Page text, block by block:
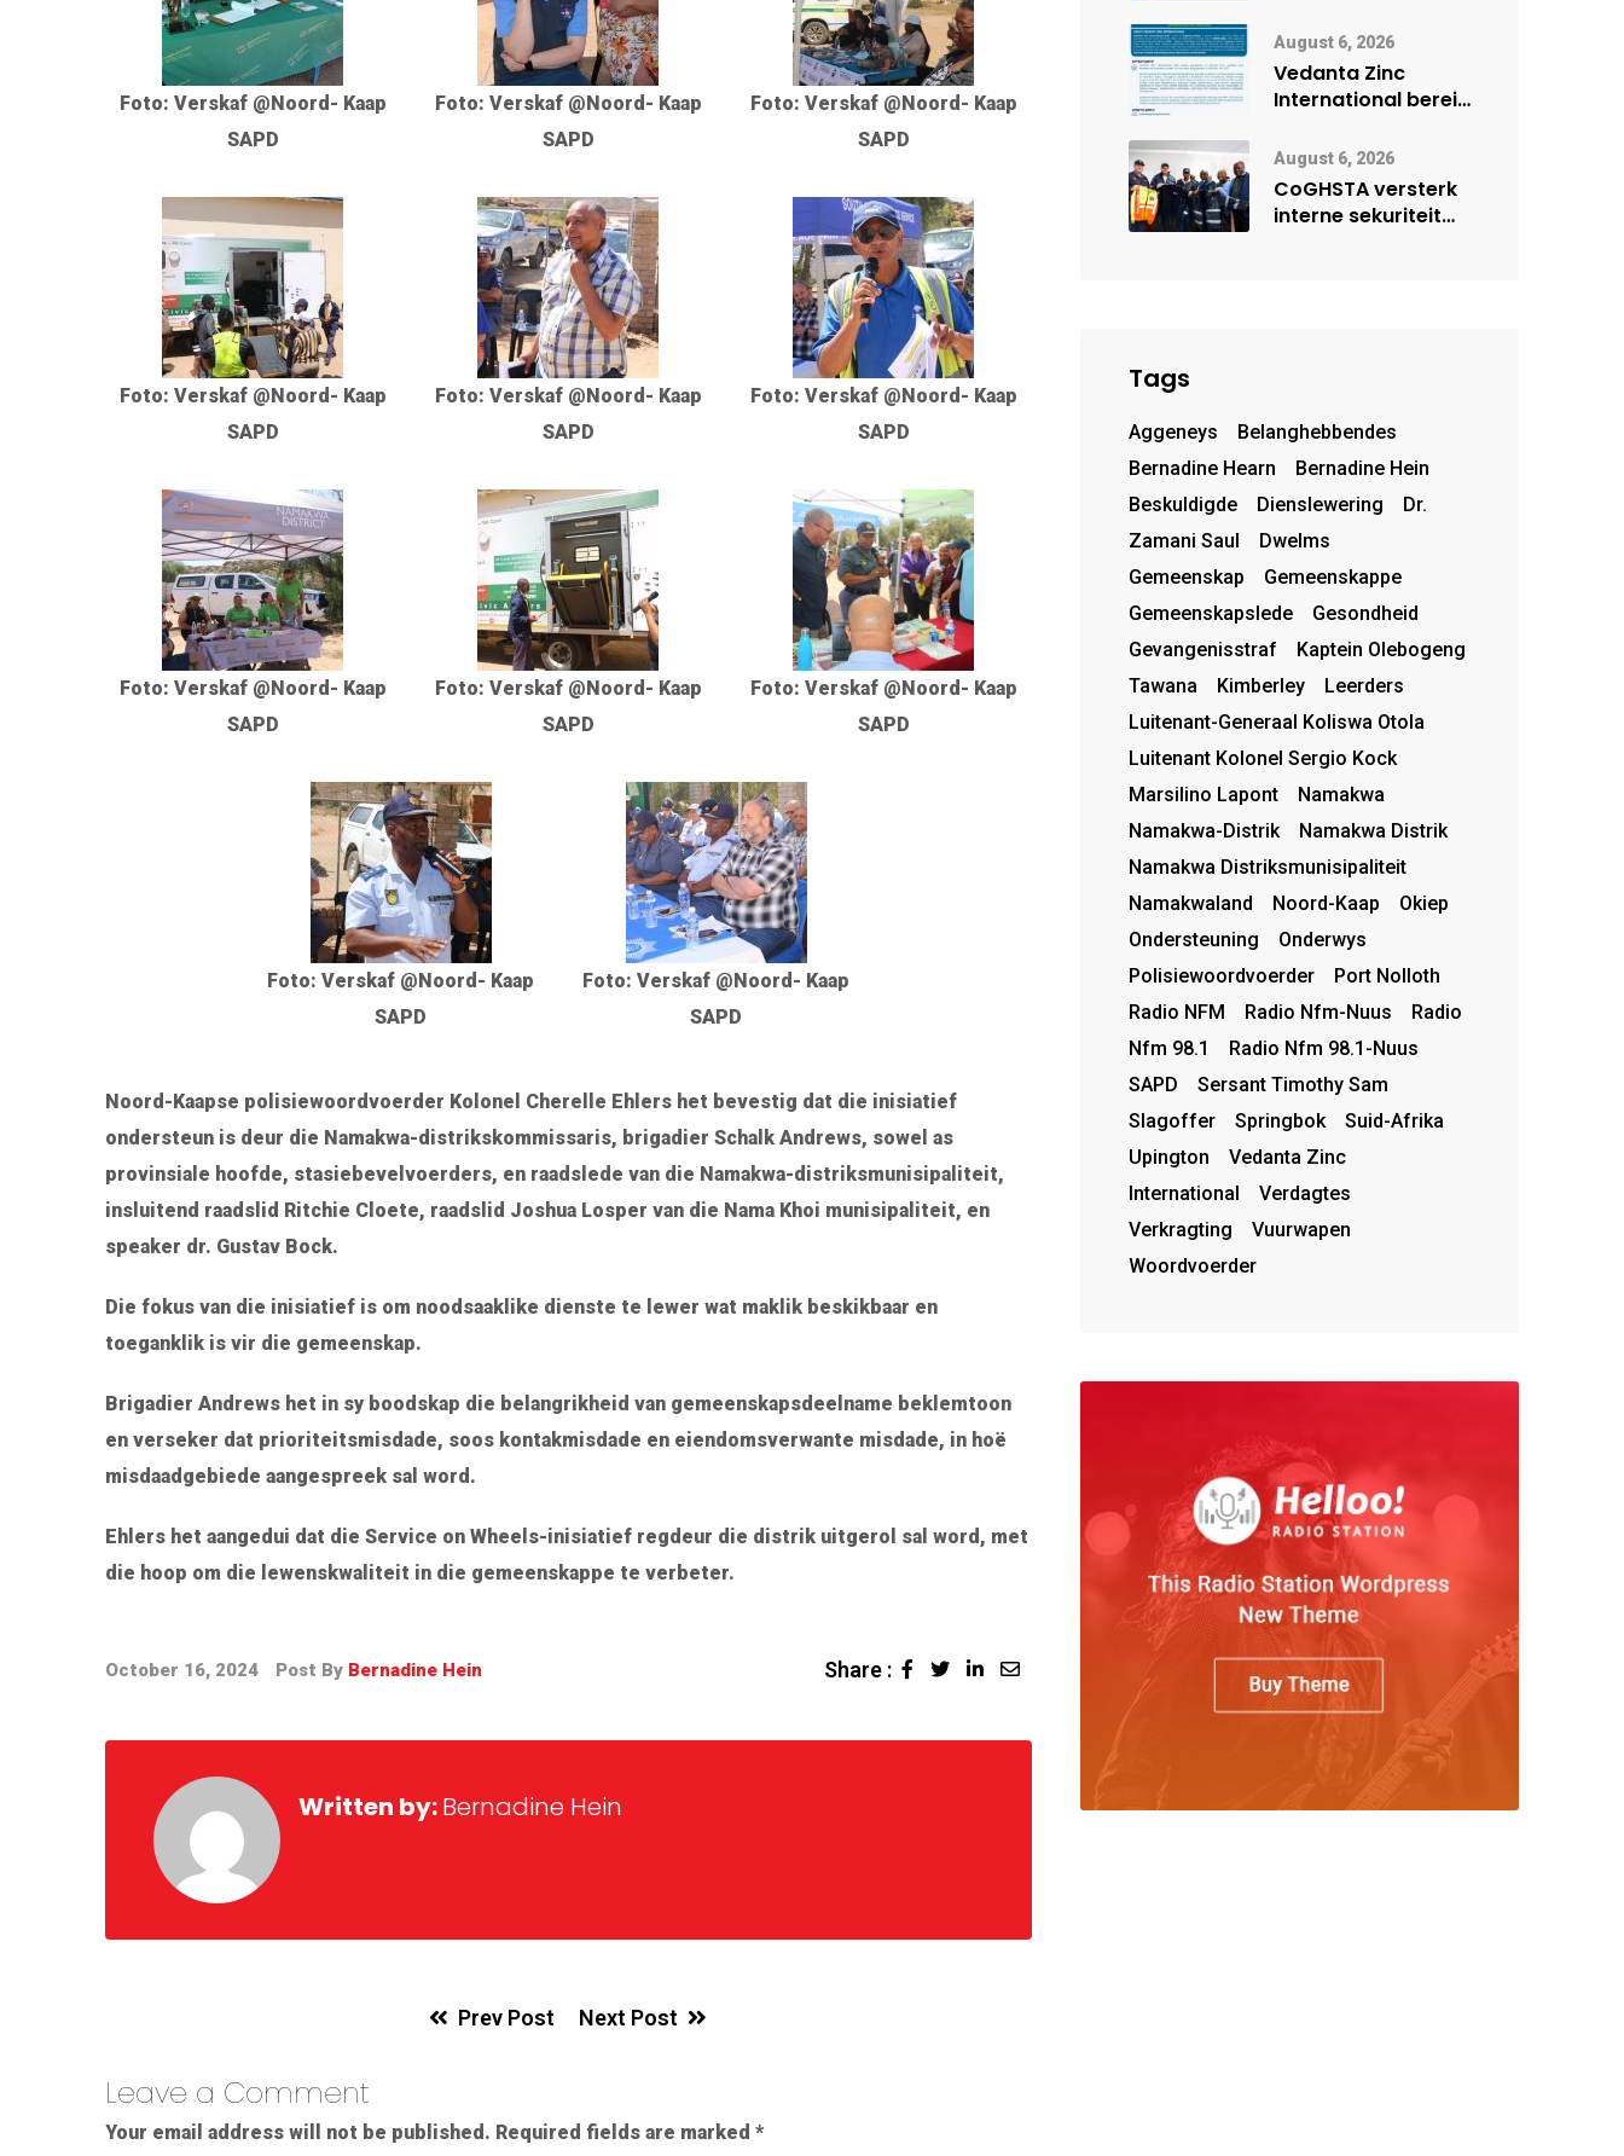
Foto: Verskaf @Noord- Kaap
SAPD
Foto: Verskaf @Noord- Kaap
SAPD
Foto: Verskaf @Noord- Kaap
SAPD
Foto: Verskaf @Noord- Kaap
SAPD
Foto: Verskaf @Noord- Kaap
SAPD
Foto: Verskaf @Noord- Kaap
SAPD
Foto: Verskaf @Noord- Kaap
SAPD
Foto: Verskaf @Noord- Kaap
SAPD
Foto: Verskaf @Noord- Kaap
SAPD
Foto: Verskaf @Noord- Kaap
SAPD
Foto: Verskaf @Noord- Kaap
SAPD
Noord-Kaapse polisiewoordvoerder Kolonel Cherelle Ehlers het bevestig dat die inisiatief
ondersteun is deur die Namakwa-distrikskommissaris, brigadier Schalk Andrews, sowel as
provinsiale hoofde, stasiebevelvoerders, en raadslede van die Namakwa-distriksmunisipaliteit,
insluitend raadslid Ritchie Cloete, raadslid Joshua Losper van die Nama Khoi munisipaliteit, en
speaker dr. Gustav Bock.
Die fokus van die inisiatief is om noodsaaklike dienste te lewer wat maklik beskikbaar en
toeganklik is vir die gemeenskap.
Brigadier Andrews het in sy boodskap die belangrikheid van gemeenskapsdeelname beklemtoon
en verseker dat prioriteitsmisdade, soos kontakmisdade en eiendomsverwante misdade, in hoë
misdaadgebiede aangespreek sal word.
Ehlers het aangedui dat die Service on Wheels-inisiatief regdeur die distrik uitgerol sal word, met
die hoop om die lewenskwaliteit in die gemeenskappe te verbeter.
October 16, 2024 Post By Bernadine Hein Share :
Written by:Bernadine Hein
Prev Post Next Post
Leave a Comment
Your email address will not be published. Required fields are marked *
digitale toekoms
deur Cisco-
vennootskap
August 6, 2026
Vedanta Zinc
International berei
vir moontlike
herbegin
August 6, 2026
CoGHSTA versterk
interne sekuriteit
Tags
Aggeneys
Belanghebbendes
Bernadine Hearn
Bernadine Hein
Beskuldigde
Dienslewering
Dr.
Zamani Saul
Dwelms
Gemeenskap
Gemeenskappe
Gemeenskapslede
Gesondheid
Gevangenisstraf
Kaptein Olebogeng
Tawana
Kimberley
Leerders
Luitenant-Generaal Koliswa Otola
Luitenant Kolonel Sergio Kock
Marsilino Lapont
Namakwa
Namakwa-Distrik
Namakwa Distrik
Namakwa Distriksmunisipaliteit
Namakwaland
Noord-Kaap
Okiep
Ondersteuning
Onderwys
Polisiewoordvoerder
Port Nolloth
Radio NFM
Radio Nfm-Nuus
Radio
Nfm 98.1
Radio Nfm 98.1-Nuus
SAPD
Sersant Timothy Sam
Slagoffer
Springbok
Suid-Afrika
Upington
Vedanta Zinc
International
Verdagtes
Verkragting
Vuurwapen
Woordvoerder